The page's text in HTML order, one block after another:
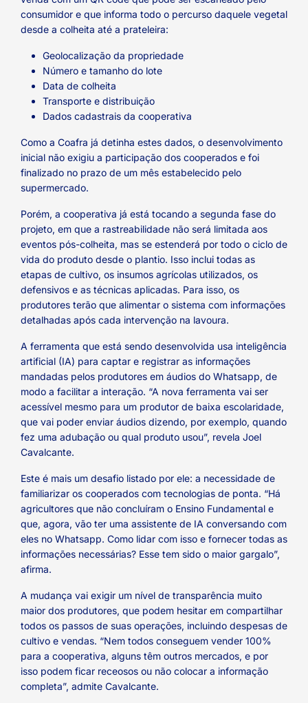
consumidor e que informa todo o percurso daquele vegetal
desde a colheita até a prateleira:
Geolocalização da propriedade
Número e tamanho do lote
Data de colheita
Transporte e distribuição
Dados cadastrais da cooperativa
Como a Coafra já detinha estes dados, o desenvolvimento
inicial não exigiu a participação dos cooperados e foi
finalizado no prazo de um mês estabelecido pelo
supermercado.
Porém, a cooperativa já está tocando a segunda fase do
projeto, em que a rastreabilidade não será limitada aos
eventos pós-colheita, mas se estenderá por todo o ciclo de
vida do produto desde o plantio. Isso inclui todas as
etapas de cultivo, os insumos agrícolas utilizados, os
defensivos e as técnicas aplicadas. Para isso, os
produtores terão que alimentar o sistema com informações
detalhadas após cada intervenção na lavoura.
A ferramenta que está sendo desenvolvida usa inteligência
artificial (IA) para captar e registrar as informações
mandadas pelos produtores em áudios do Whatsapp, de
modo a facilitar a interação. “A nova ferramenta vai ser
acessível mesmo para um produtor de baixa escolaridade,
que vai poder enviar áudios dizendo, por exemplo, quando
fez uma adubação ou qual produto usou”, revela Joel
Cavalcante.
Este é mais um desafio listado por ele: a necessidade de
familiarizar os cooperados com tecnologias de ponta. “Há
agricultores que não concluíram o Ensino Fundamental e
que, agora, vão ter uma assistente de IA conversando com
eles no Whatsapp. Como lidar com isso e fornecer todas as
informações necessárias? Esse tem sido o maior gargalo”,
afirma.
A mudança vai exigir um nível de transparência muito
maior dos produtores, que podem hesitar em compartilhar
todos os passos de suas operações, incluindo despesas de
cultivo e vendas. “Nem todos conseguem vender 100%
para a cooperativa, alguns têm outros mercados, e por
isso podem ficar receosos ou não colocar a informação
completa”, admite Cavalcante.